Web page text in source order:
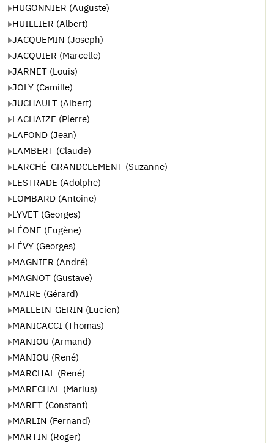
HUGONNIER (Auguste)
HUILLIER (Albert)
JACQUEMIN (Joseph)
JACQUIER (Marcelle)
JARNET (Louis)
JOLY (Camille)
JUCHAULT (Albert)
LACHAIZE (Pierre)
LAFOND (Jean)
LAMBERT (Claude)
LARCHÉ-GRANDCLEMENT (Suzanne)
LESTRADE (Adolphe)
LOMBARD (Antoine)
LYVET (Georges)
LÉONE (Eugène)
LÉVY (Georges)
MAGNIER (André)
MAGNOT (Gustave)
MAIRE (Gérard)
MALLEIN-GERIN (Lucien)
MANICACCI (Thomas)
MANIOU (Armand)
MANIOU (René)
MARCHAL (René)
MARECHAL (Marius)
MARET (Constant)
MARLIN (Fernand)
MARTIN (Roger)